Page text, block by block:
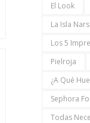
El Look
La Isla Nars
Los 5
Pielroja
¿a Qué
Sephora
Todas